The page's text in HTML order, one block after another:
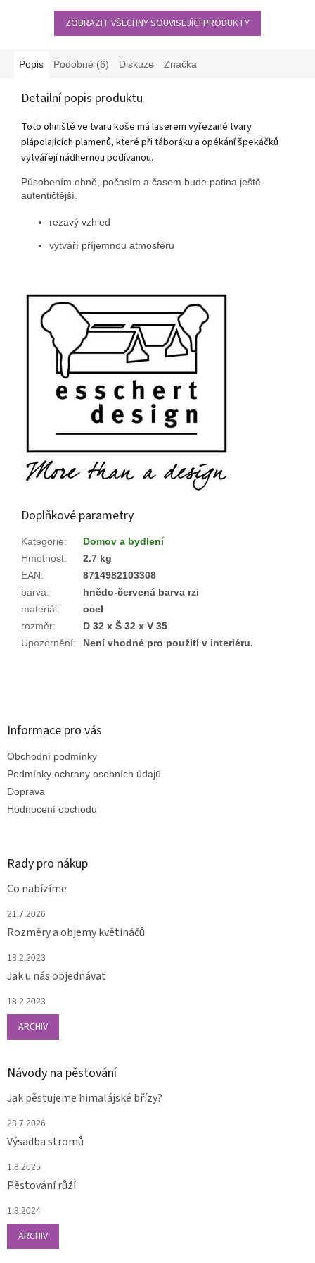
ZOBRAZIT VŠECHNY SOUVISEJÍCÍ PRODUKTY
Popis Podobné (6) Diskuze Značka
Detailní popis produktu
Toto ohniště ve tvaru koše má laserem vyřezané tvary
plápolajících plamenů, které při táboráku a opékání špekáčků
vytvářejí nádhernou podívanou.
Působením ohně, počasím a časem bude patina ještě
autentičtější.
rezavý vzhled
vytváří příjemnou atmosféru
Doplňkové parametry
Kategorie:
Domov a bydlení
Hmotnost:
2.7 kg
EAN:
8714982103308
barva:
hnědo-červená barva rzi
materiál:
ocel
rozměr:
D 32 x Š 32 x V 35
Upozornění: Není vhodné pro použití v interiéru.
Z
Informace pro vás
Obchodní podmínky
Podmínky ochrany osobních údajů
Doprava
Hodnocení obchodu
Rady pro nákup
Co nabízíme
21.7.2026
Rozměry a objemy květináčů
18.2.2023
Jak u nás objednávat
18.2.2023
ARCHIV
Návody na pěstování
Jak pěstujeme himalájské břízy?
23.7.2026
Výsadba stromů
1.8.2025
Pěstování růží
1.8.2024
ARCHIV